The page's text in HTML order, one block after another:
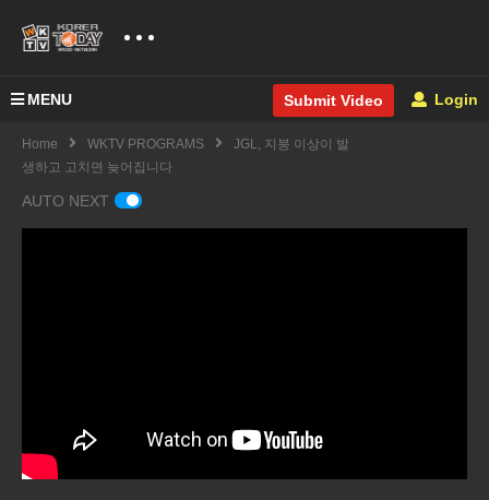
MENU Submit Video Login
Home WKTV PROGRAMS
JGL, 지붕 이상이 발
생하고 고치면 늦어집니다
AUTO NEXT